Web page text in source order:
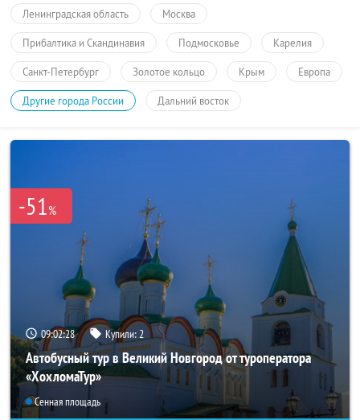
Ленинградская область Москва
Прибалтика и Скандинавия Подмосковье Карелия
Санкт-Петербург Золотое кольцо Крым Европа
Другие города России Дальний восток
-51%
09:02:28 Купили: 2
Автобусный тур в Великий Новгород от туроператора
«ХохломаТур»
Сенная площадь